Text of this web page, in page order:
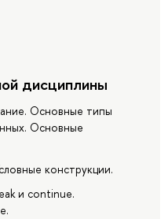
дисциплины
Основные типы
Основные
конструкции.
и continue.